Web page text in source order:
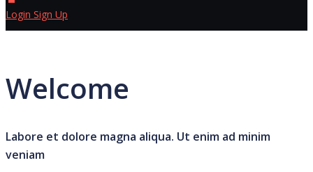
Login Sign Up
Welcome
Labore et dolore magna aliqua. Ut enim ad minim
veniam